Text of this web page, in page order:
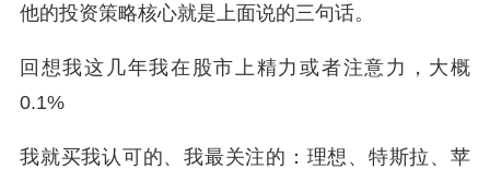
他的投资策略核心就是上面说的三句话。
回想我这几年我在股市上精力或者注意力，大概
0.1%
我就买我认可的、我最关注的： 理想、特斯拉、苹